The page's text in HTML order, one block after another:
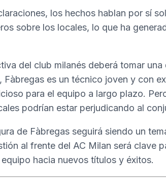
los hechos hablan por sí
sobre los locales, lo que ha
del club milanés deberá tomar
Fàbregas es un técnico joven y con
para el equipo a largo plazo.
podrían estar perjudicando al
de Fàbregas seguirá siendo un
al frente del AC Milan será clave
hacia nuevos títulos y éxitos.